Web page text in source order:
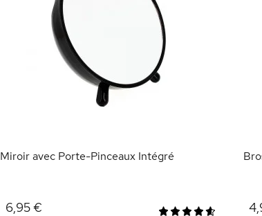
Miroir avec Porte-Pinceaux Intégré
6,95 €